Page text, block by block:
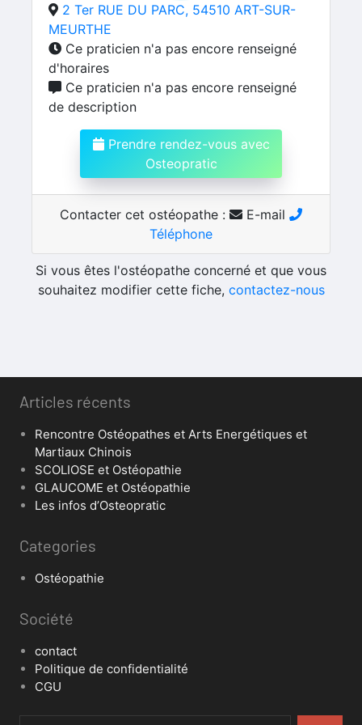
2 Ter RUE DU PARC, 54510 ART-SUR-
MEURTHE
Ce praticien n'a pas encore renseigné
d'horaires
Ce praticien n'a pas encore renseigné
de description
Prendre rendez-vous avec
Osteopratic
Contacter cet ostéopathe :
E-mail
Téléphone
Si vous êtes l'ostéopathe concerné et que vous
souhaitez modifier cette fiche, contactez-nous
Articles récents
Rencontre Ostéopathes et Arts Energétiques et
Martiaux Chinois
SCOLIOSE et Ostéopathie
GLAUCOME et Ostéopathie
Les infos d’Osteopratic
Categories
Ostéopathie
Société
contact
Politique de confidentialité
CGU